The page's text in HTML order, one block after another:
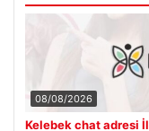
08/08/2026
Kelebek chat adresi